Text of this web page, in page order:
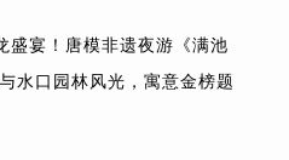
宴！ 唐模非遗夜游《满池
水口园林风光，寓意金榜题